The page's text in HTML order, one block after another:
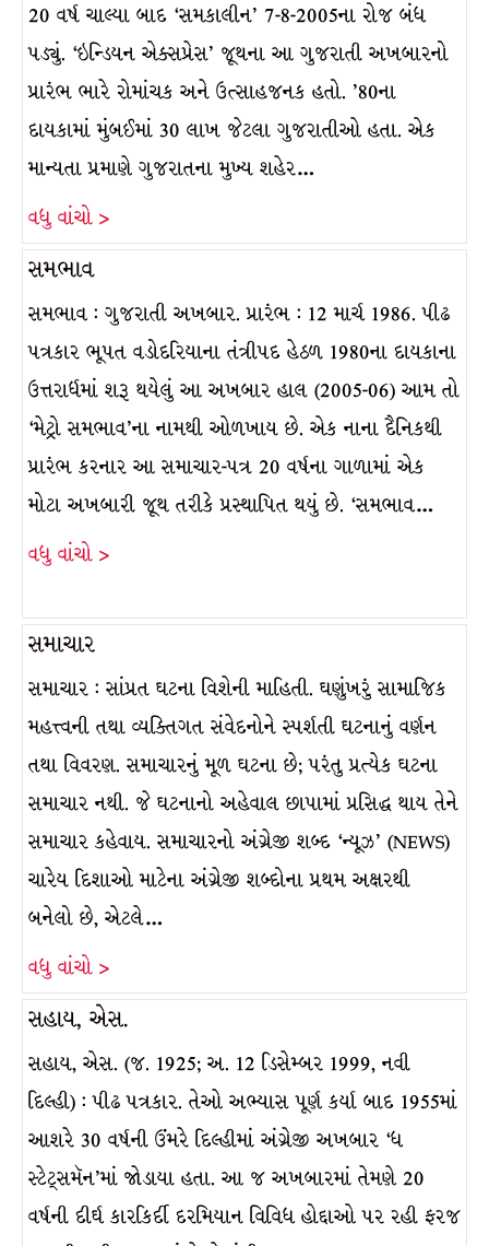
20 વર્ષ ચાલ્યા બાદ ‘સમકાલીન’ 7-8-2005ના રોજ બંધ
પડ્યું. ‘ઇન્ડિયન એક્સપ્રેસ’ જૂથના આ ગુજરાતી અખબારનો
પ્રારંભ ભારે રોમાંચક અને ઉત્સાહજનક હતો. ’80ના
દાયકામાં મુંબઈમાં 30 લાખ જેટલા ગુજરાતીઓ હતા. એક
માન્યતા પ્રમાણે ગુજરાતના મુખ્ય શહેર…
વધુ વાંચો >
સમભાવ
સમભાવ : ગુજરાતી અખબાર. પ્રારંભ : 12 માર્ચ 1986. પીઢ
પત્રકાર ભૂપત વડોદરિયાના તંત્રીપદ હેઠળ 1980ના દાયકાના
ઉત્તરાર્ધમાં શરૂ થયેલું આ અખબાર હાલ (2005-06) આમ તો
‘મેટ્રો સમભાવ’ના નામથી ઓળખાય છે. એક નાના દૈનિકથી
પ્રારંભ કરનાર આ સમાચાર-પત્ર 20 વર્ષના ગાળામાં એક
મોટા અખબારી જૂથ તરીકે પ્રસ્થાપિત થયું છે. ‘સમભાવ…
વધુ વાંચો >
સમાચાર
સમાચાર : સાંપ્રત ઘટના વિશેની માહિતી. ઘણુંખરું સામાજિક
મહત્ત્વની તથા વ્યક્તિગત સંવેદનોને સ્પર્શતી ઘટનાનું વર્ણન
તથા વિવરણ. સમાચારનું મૂળ ઘટના છે; પરંતુ પ્રત્યેક ઘટના
સમાચાર નથી. જે ઘટનાનો અહેવાલ છાપામાં પ્રસિદ્ધ થાય તેને
સમાચાર કહેવાય. સમાચારનો અંગ્રેજી શબ્દ ‘ન્યૂઝ’ (NEWS)
ચારેય દિશાઓ માટેના અંગ્રેજી શબ્દોના પ્રથમ અક્ષરથી
બનેલો છે, એટલે…
વધુ વાંચો >
સહાય, એસ.
સહાય, એસ. (જ. 1925; અ. 12 ડિસેમ્બર 1999, નવી
દિલ્હી) : પીઢ પત્રકાર. તેઓ અભ્યાસ પૂર્ણ કર્યા બાદ 1955માં
આશરે 30 વર્ષની ઉંમરે દિલ્હીમાં અંગ્રેજી અખબાર ‘ધ
સ્ટેટ્સમૅન’માં જોડાયા હતા. આ જ અખબારમાં તેમણે 20
વર્ષની દીર્ઘ કારકિર્દી દરમિયાન વિવિધ હોદ્દાઓ પર રહી ફરજ